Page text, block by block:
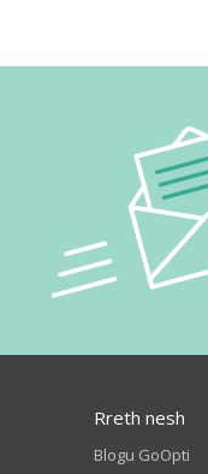
Rreth nesh
Blogu GoOpti